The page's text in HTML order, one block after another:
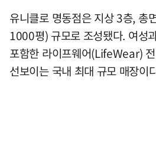
유니클로 명동점은 지상 3층,
1000평) 규모로 조성됐다. 여성
포함한 라이프웨어(LifeWear)
선보이는 국내 최대 규모 매장이